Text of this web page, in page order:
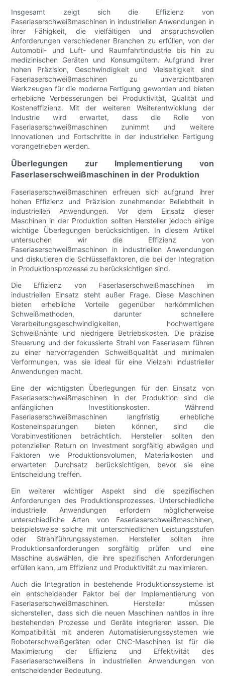
Insgesamt zeigt sich die Effizienz von
Faserlaserschweißmaschinen in industriellen Anwendungen in
ihrer Fähigkeit, die vielfältigen und anspruchsvollen
Anforderungen verschiedener Branchen zu erfüllen, von der
Automobil- und Luft- und Raumfahrtindustrie bis hin zu
medizinischen Geräten und Konsumgütern. Aufgrund ihrer
hohen Präzision, Geschwindigkeit und Vielseitigkeit sind
Faserlaserschweißmaschinen zu unverzichtbaren
Werkzeugen für die moderne Fertigung geworden und bieten
erhebliche Verbesserungen bei Produktivität, Qualität und
Kosteneffizienz. Mit der weiteren Weiterentwicklung der
Industrie wird erwartet, dass die Rolle von
Faserlaserschweißmaschinen zunimmt und weitere
Innovationen und Fortschritte in der industriellen Fertigung
vorangetrieben werden.
Überlegungen zur Implementierung von
Faserlaserschweißmaschinen in der Produktion
Faserlaserschweißmaschinen erfreuen sich aufgrund ihrer
hohen Effizienz und Präzision zunehmender Beliebtheit in
industriellen Anwendungen. Vor dem Einsatz dieser
Maschinen in der Produktion sollten Hersteller jedoch einige
wichtige Überlegungen berücksichtigen. In diesem Artikel
untersuchen wir die Effizienz von
Faserlaserschweißmaschinen in industriellen Anwendungen
und diskutieren die Schlüsselfaktoren, die bei der Integration
in Produktionsprozesse zu berücksichtigen sind.
Die Effizienz von Faserlaserschweißmaschinen im
industriellen Einsatz steht außer Frage. Diese Maschinen
bieten erhebliche Vorteile gegenüber herkömmlichen
Schweißmethoden, darunter schnellere
Verarbeitungsgeschwindigkeiten, hochwertigere
Schweißnähte und niedrigere Betriebskosten. Die präzise
Steuerung und der fokussierte Strahl von Faserlasern führen
zu einer hervorragenden Schweißqualität und minimalen
Verformungen, was sie ideal für eine Vielzahl industrieller
Anwendungen macht.
Eine der wichtigsten Überlegungen für den Einsatz von
Faserlaserschweißmaschinen in der Produktion sind die
anfänglichen Investitionskosten. Während
Faserlaserschweißmaschinen langfristig erhebliche
Kosteneinsparungen bieten können, sind die
Vorabinvestitionen beträchtlich. Hersteller sollten den
potenziellen Return on Investment sorgfältig abwägen und
Faktoren wie Produktionsvolumen, Materialkosten und
erwarteten Durchsatz berücksichtigen, bevor sie eine
Entscheidung treffen.
Ein weiterer wichtiger Aspekt sind die spezifischen
Anforderungen des Produktionsprozesses. Unterschiedliche
industrielle Anwendungen erfordern möglicherweise
unterschiedliche Arten von Faserlaserschweißmaschinen,
beispielsweise solche mit unterschiedlichen Leistungsstufen
oder Strahlführungssystemen. Hersteller sollten ihre
Produktionsanforderungen sorgfältig prüfen und eine
Maschine auswählen, die ihre spezifischen Anforderungen
erfüllen kann, um Effizienz und Produktivität zu maximieren.
Auch die Integration in bestehende Produktionssysteme ist
ein entscheidender Faktor bei der Implementierung von
Faserlaserschweißmaschinen. Hersteller müssen
sicherstellen, dass sich die neuen Maschinen nahtlos in ihre
bestehenden Prozesse und Geräte integrieren lassen. Die
Kompatibilität mit anderen Automatisierungssystemen wie
Roboterschweißgeräten oder CNC-Maschinen ist für die
Maximierung der Effizienz und Effektivität des
Faserlaserschweißens in industriellen Anwendungen von
entscheidender Bedeutung.